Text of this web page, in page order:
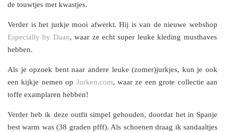
de touwtjes met kwastjes.
Verder is het jurkje mooi afwerkt. Hij is van de nieuwe webshop
Especially by Daan, waar ze echt super leuke kleding musthaves
hebben.
Als je opzoek bent naar andere leuke (zomer)jurkjes, kun je ook
een kijkje nemen op Jurken.com, waar ze een grote collectie aan
toffe examplaren hebben!
Verder heb ik deze outfit simpel gehouden, doordat het in Spanje
best warm was (38 graden pfff). Als schoenen draag ik sandaaltjes